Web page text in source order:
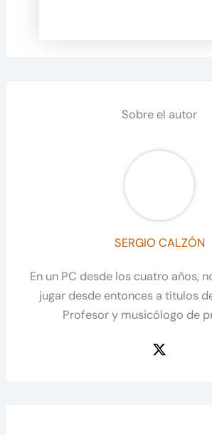
Sobre el autor
SERGIO CALZÓN
En un PC desde los cuatro años,
jugar desde entonces a títulos
Profesor y musicólogo de